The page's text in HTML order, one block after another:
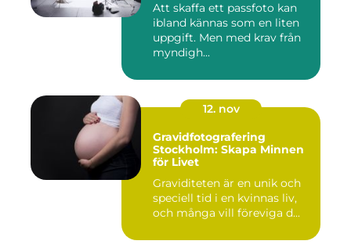
Att skaffa ett passfoto kan
ibland kännas som en liten
uppgift. Men med krav från
myndigh...
12. nov
Gravidfotografering
Stockholm: Skapa Minnen
för Livet
Graviditeten är en unik och
speciell tid i en kvinnas liv,
och många vill föreviga d...